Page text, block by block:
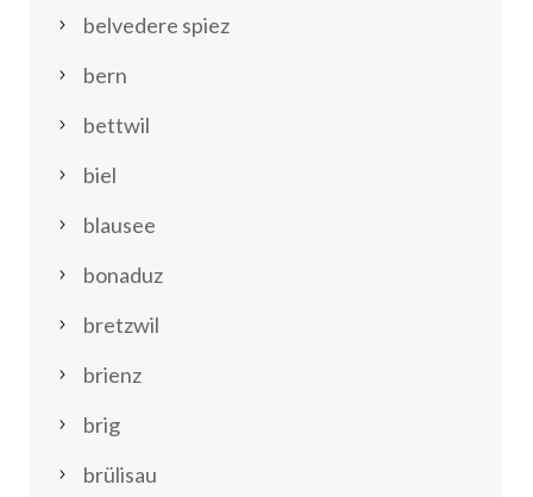
belvedere spiez
bern
bettwil
biel
blausee
bonaduz
bretzwil
brienz
brig
brülisau